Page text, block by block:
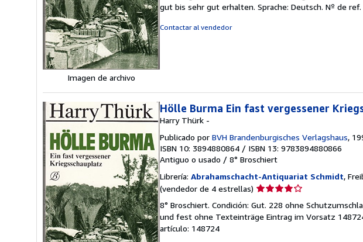
Imagen de archivo
5
gut bis sehr gut erhalten. Sprache: Deutsch. Nº de
Contactar al vendedor
Hölle Burma Ein fast vergessener
Harry Thürk -
Publicado por BVH Brandenburgisches Verlagshaus,
ISBN 10: 3894880864 / ISBN 13: 9783894880866
Antiguo o usado / 8° Broschiert
Librería: Abrahamschacht-Antiquariat Schmidt,
(vendedor de 4 estrellas) Calificación
vendedor:
4
8° Broschiert. Condición: Gut. 228 ohne
und fest ohne Texteinträge Eintrag im Vorsatz
artículo: 148724